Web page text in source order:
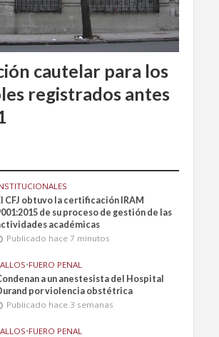
cautelar para los
registrados antes
CFJ obtuvo la certificación IRAM
de su proceso de gestión de las
académicas
Publicado hace 7 minutos
•FUERO PENAL
a un anestesista del Hospital
por violencia obstétrica
Publicado hace 3 semanas
•FUERO PENAL